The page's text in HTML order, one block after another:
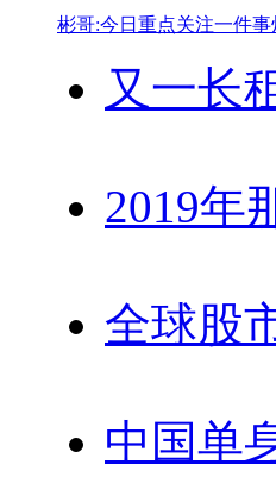
彬哥:今日重点关注一件事
又一长
2019年
全球股
中国单